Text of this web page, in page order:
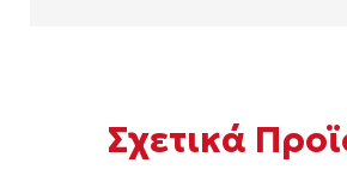
Σχετικά